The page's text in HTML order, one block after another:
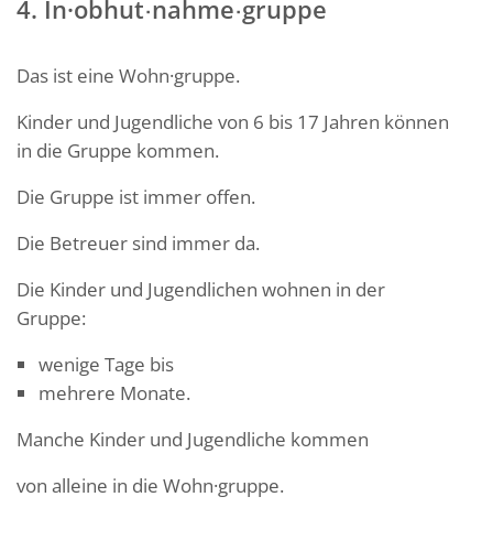
4. In·obhut·nahme·gruppe
Das ist eine Wohn·gruppe.
Kinder und Jugendliche von 6 bis 17 Jahren können
in die Gruppe kommen.
Die Gruppe ist immer offen.
Die Betreuer sind immer da.
Die Kinder und Jugendlichen wohnen in der
Gruppe:
wenige Tage bis
mehrere Monate.
Manche Kinder und Jugendliche kommen
von alleine in die Wohn·gruppe.